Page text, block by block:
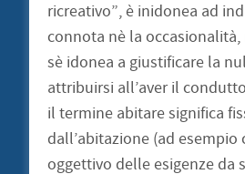
ricreativo”, è inidonea ad
connota nè la
sè idonea a giustificare la
attribuirsi all’aver il
il termine abitare significa
dall’abitazione (ad
oggettivo delle esigenze da